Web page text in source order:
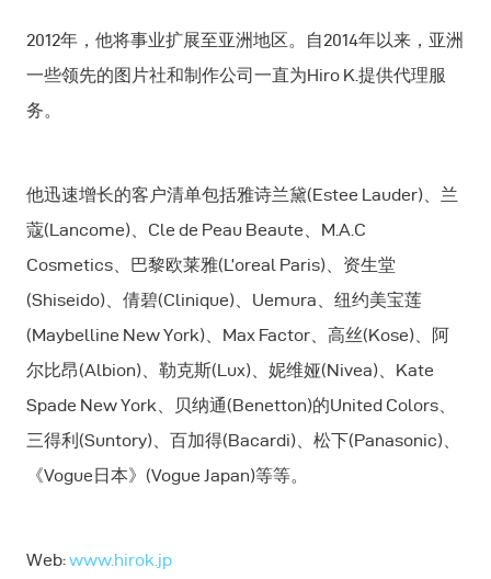
2012年，他将事业扩展至亚洲地区。自2014年以来，亚洲
一些领先的图片社和制作公司一直为Hiro K.提供代理服
务。
他迅速增长的客户清单包括雅诗兰黛(Estee Lauder)、兰
蔻(Lancome)、Cle de Peau Beaute、M.A.C
Cosmetics、巴黎欧莱雅(L’oreal Paris)、资生堂
(Shiseido)、倩碧(Clinique)、Uemura、纽约美宝莲
(Maybelline New York)、Max Factor、高丝(Kose)、阿
尔比昂(Albion)、勒克斯(Lux)、妮维娅(Nivea)、Kate
Spade New York、贝纳通(Benetton)的United Colors、
三得利(Suntory)、百加得(Bacardi)、松下(Panasonic)、
《Vogue日本》(Vogue Japan)等等。
Web:www.hirok.jp